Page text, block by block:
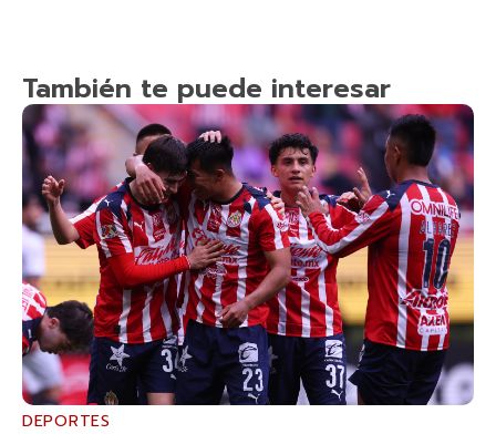
También te puede interesar
DEPORTES